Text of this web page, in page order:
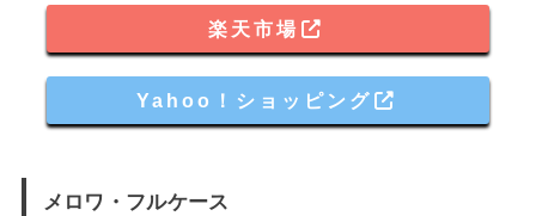
楽天市場
Yahoo！ショッピング
メロワ・フルケース